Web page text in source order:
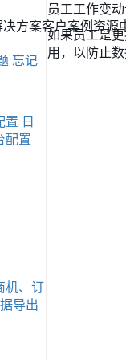
决方案客户案例资源
忘记
置 日
配置
机、订
导出
员工工作变
如果员工是
用，以防止